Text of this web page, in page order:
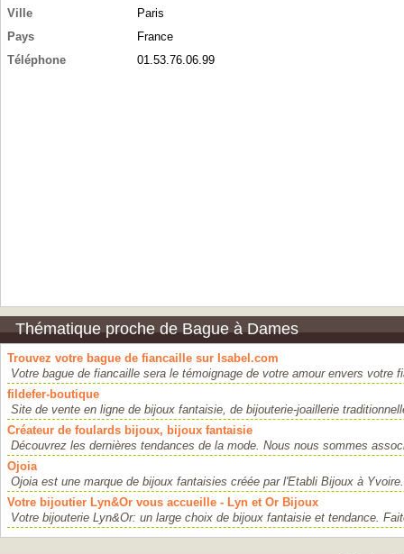
Ville
Paris
Pays
France
Téléphone
01.53.76.06.99
Thématique proche de Bague à Dames
Trouvez votre bague de fiancaille sur Isabel.com
Votre bague de fiancaille sera le témoignage de votre amour envers votre
fildefer-boutique
Site de vente en ligne de bijoux fantaisie, de bijouterie-joaillerie
Créateur de foulards bijoux, bijoux fantaisie
Découvrez les dernières tendances de la mode. Nous nous sommes
Ojoia
Ojoia est une marque de bijoux fantaisies créée par l'Etabli Bijoux à
Votre bijoutier Lyn&Or vous accueille - Lyn et Or Bijoux
Votre bijouterie Lyn&Or: un large choix de bijoux fantaisie et tendance.